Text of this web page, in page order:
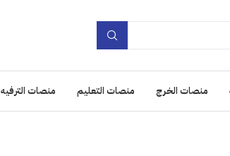
منصات الخرج منصات التعليم منصات الترفيه